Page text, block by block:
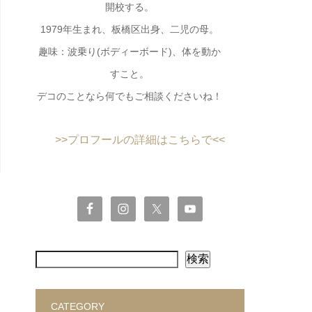
開校する。
1979年生まれ、板橋区出身、二児の母。
趣味：波乗り(ボディーボード)、体を動か
すこと。
デコのことなら何でもご相談くださいね！
>>プロフールの詳細はこちらで<<
検索
CATEGORY